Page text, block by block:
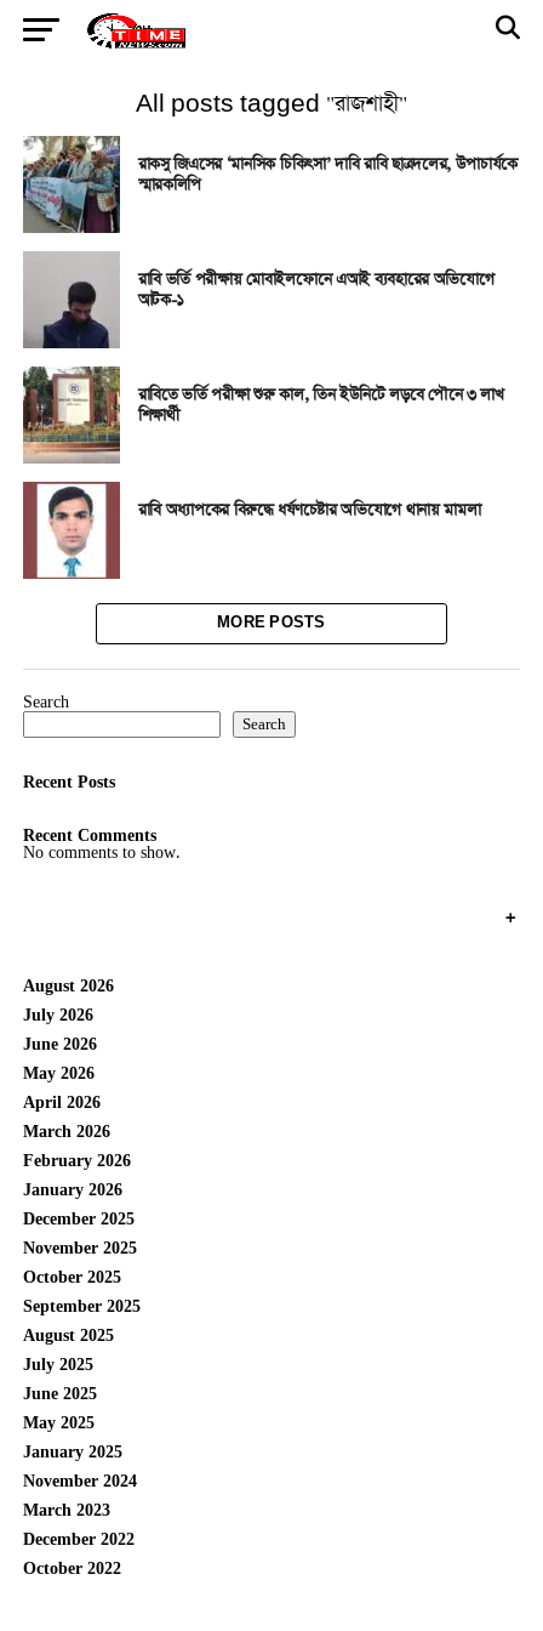
All posts tagged "রাজশাহী"
রাকসু জিএসের ‘মানসিক চিকিৎসা’ দাবি রাবি ছাত্রদলের, উপাচার্যকে
স্মারকলিপি
রাবি ভর্তি পরীক্ষায় মোবাইলফোনে এআই ব্যবহারের অভিযোগে
আটক-১
রাবিতে ভর্তি পরীক্ষা শুরু কাল, তিন ইউনিটে লড়বে পৌনে ৩ লাখ
শিক্ষার্থী
রাবি অধ্যাপকের বিরুদ্ধে ধর্ষণচেষ্টার অভিযোগে থানায় মামলা
MORE POSTS
Search
Search
Recent Posts
Recent Comments
No comments to show.
+
August 2026
July 2026
June 2026
May 2026
April 2026
March 2026
February 2026
January 2026
December 2025
November 2025
October 2025
September 2025
August 2025
July 2025
June 2025
May 2025
January 2025
November 2024
March 2023
December 2022
October 2022